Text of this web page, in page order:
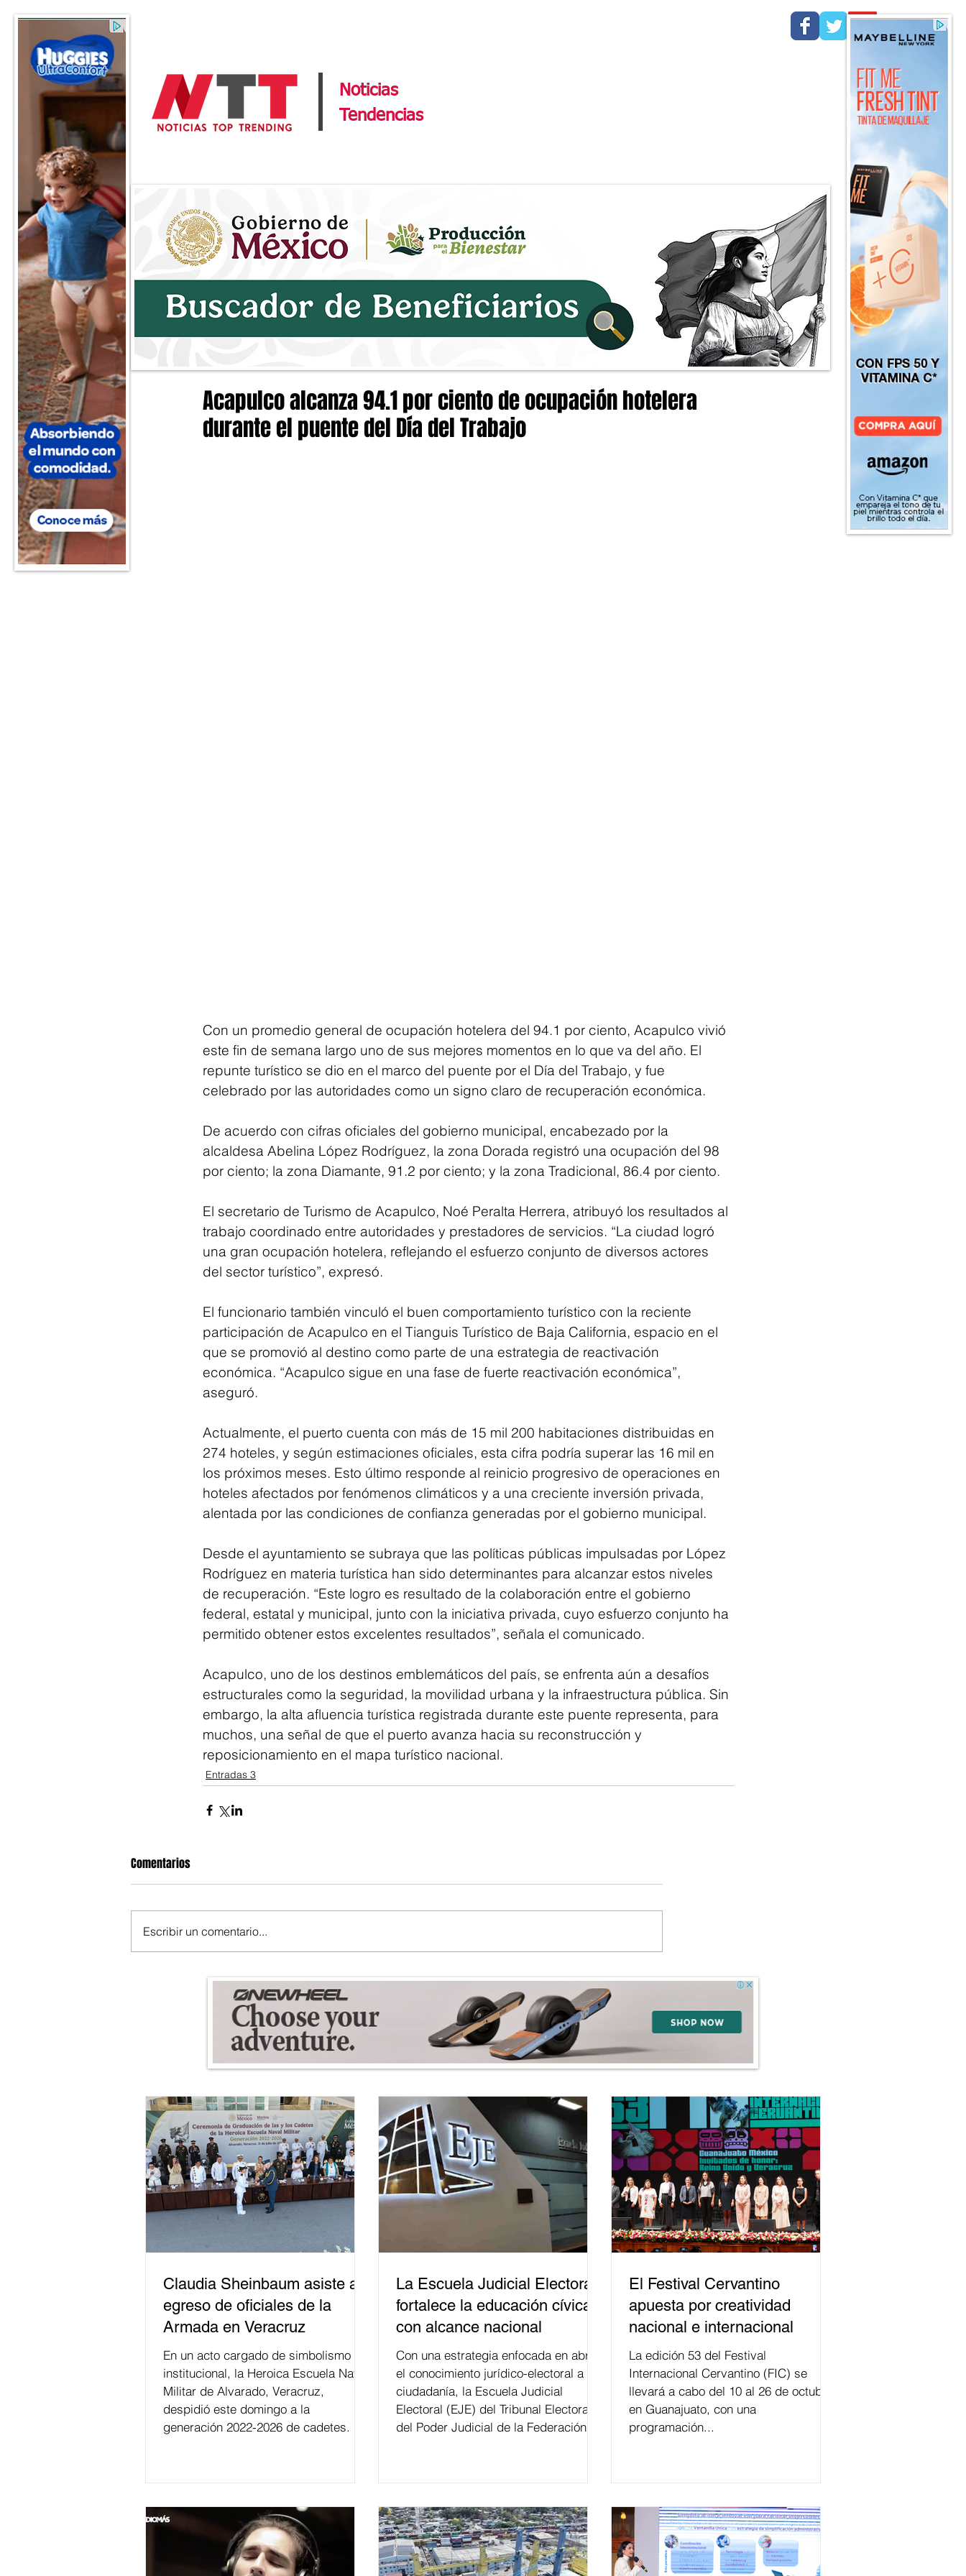
Noticias
Tendencias
Acapulco alcanza 94.1 por ciento de ocupación hotelera
durante el puente del Día del Trabajo
Con un promedio general de ocupación hotelera del 94.1 por ciento, Acapulco vivió
este fin de semana largo uno de sus mejores momentos en lo que va del año. El
repunte turístico se dio en el marco del puente por el Día del Trabajo, y fue
celebrado por las autoridades como un signo claro de recuperación económica.
De acuerdo con cifras oficiales del gobierno municipal, encabezado por la
alcaldesa Abelina López Rodríguez, la zona Dorada registró una ocupación del 98
por ciento; la zona Diamante, 91.2 por ciento; y la zona Tradicional, 86.4 por ciento.
El secretario de Turismo de Acapulco, Noé Peralta Herrera, atribuyó los resultados al
trabajo coordinado entre autoridades y prestadores de servicios. “La ciudad logró
una gran ocupación hotelera, reflejando el esfuerzo conjunto de diversos actores
del sector turístico”, expresó.
El funcionario también vinculó el buen comportamiento turístico con la reciente
participación de Acapulco en el Tianguis Turístico de Baja California, espacio en el
que se promovió al destino como parte de una estrategia de reactivación
económica. “Acapulco sigue en una fase de fuerte reactivación económica”,
aseguró.
Actualmente, el puerto cuenta con más de 15 mil 200 habitaciones distribuidas en
274 hoteles, y según estimaciones oficiales, esta cifra podría superar las 16 mil en
los próximos meses. Esto último responde al reinicio progresivo de operaciones en
hoteles afectados por fenómenos climáticos y a una creciente inversión privada,
alentada por las condiciones de confianza generadas por el gobierno municipal.
Desde el ayuntamiento se subraya que las políticas públicas impulsadas por López
Rodríguez en materia turística han sido determinantes para alcanzar estos niveles
de recuperación. “Este logro es resultado de la colaboración entre el gobierno
federal, estatal y municipal, junto con la iniciativa privada, cuyo esfuerzo conjunto ha
permitido obtener estos excelentes resultados”, señala el comunicado.
Acapulco, uno de los destinos emblemáticos del país, se enfrenta aún a desafíos
estructurales como la seguridad, la movilidad urbana y la infraestructura pública. Sin
embargo, la alta afluencia turística registrada durante este puente representa, para
muchos, una señal de que el puerto avanza hacia su reconstrucción y
reposicionamiento en el mapa turístico nacional.
Entradas 3
Comentarios
Escribir un comentario...
Claudia Sheinbaum asiste a
egreso de oficiales de la
Armada en Veracruz
En un acto cargado de simbolismo
institucional, la Heroica Escuela Naval
Militar de Alvarado, Veracruz,
despidió este domingo a la
generación 2022-2026 de cadetes.
La Escuela Judicial Electoral
fortalece la educación cívica
con alcance nacional
Con una estrategia enfocada en abrir
el conocimiento jurídico-electoral a la
ciudadanía, la Escuela Judicial
Electoral (EJE) del Tribunal Electoral
del Poder Judicial de la Federación ha
relacionados con la democracia y el
del papel que ha asumido la EJE en la
difusión de la justicia electoral como
un bien público. La mayor parte de las
personas capacitadas no forma
El Festival Cervantino
apuesta por creatividad
nacional e internacional
La edición 53 del Festival
Internacional Cervantino (FIC) se
llevará a cabo del 10 al 26 de octubre
en Guanajuato, con una
programación...